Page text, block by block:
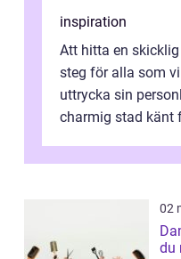
inspiration
Att hitta en
steg för alla som
uttrycka sin
charmig stad känt
02
du